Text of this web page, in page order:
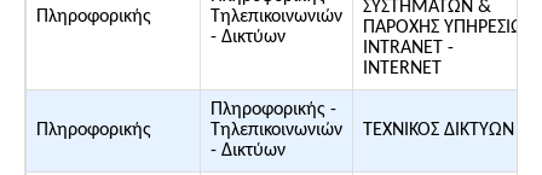
Πληροφορικής
Τηλεπικοινωνιών
- Δικτύων
ΣΥΣΤΗΜΑΤΩΝ &
ΠΑΡΟΧΗΣ ΥΠΗΡΕΣΙΩΝ
INTRANET -
INTERNET
Πληροφορικής
Πληροφορικής -
Τηλεπικοινωνιών
- Δικτύων
ΤΕΧΝΙΚΟΣ ΔΙΚΤΥΩΝ